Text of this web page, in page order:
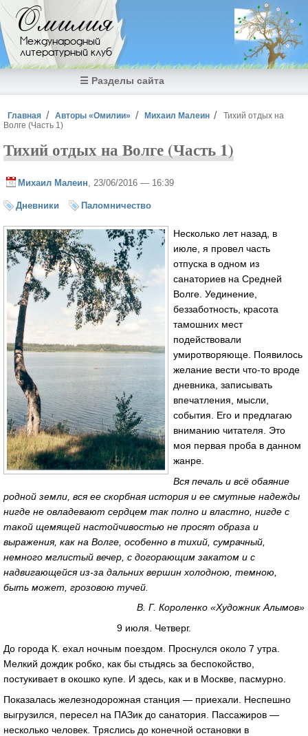
Перейти к основному содержанию
Омилия
Международный
литературный клуб
☰ Разделы сайта
Вы здесь
Главная Авторы «Омилии» Михаил Малеин
Тихий отдых на
Волге (Часть 1)
Тихий отдых на Волге (Часть 1)
Михаил Малеин , 23/06/2016 — 16:39
Дневники Паломничество
Несколько лет назад, в
июле, я провел часть
отпуска в одном из
санаториев на Средней
Волге. Уединение,
беззаботность, красота
тамошних мест
подействовали
умиротворяюще. Появилось
желание вести что-то вроде
дневника, записывать
впечатления, мысли,
события. Его и предлагаю
вниманию читателя. Это
моя первая проба в данном
жанре.
Вся печаль и всё обаяние
родной земли, вся ее скорбная история и ее смутные надежды
нигде не овладевают сердцем так полно и властно, нигде с
такой щемящей настойчивостью не просят образа и
выражения, как на Волге, особенно в тихий, сумрачный,
немного мглистый вечер, с догорающим закатом и с
надвигающейся из-за дальних вершин холодною, темною,
быть может, грозовою тучей.
В. Г. Короленко «Художник Алымов»
9 июля. Четверг.
До города К. ехал ночным поездом. Проснулся около 7 утра.
Мелкий дождик робко, как бы стыдясь за беспокойство,
постукивает в окошко купе. И здесь, как и в Москве, пасмурно.
Показалась железнодорожная станция — приехали. Неспешно
выгрузился, пересел на ПАЗик до санатория. Пассажиров —
несколько человек. Тряслись до конечной остановки в